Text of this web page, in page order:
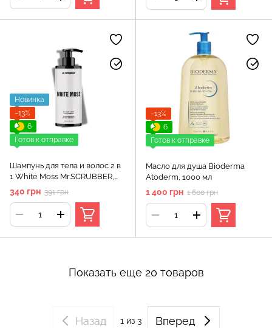
Новинка
−13%
6
Готов к отправке
Шампунь для тела и волос 2 в
1 White Moss Mr.SCRUBBER,
300 мл
340 грн 391 грн
−13%
6
Готов к отправке
Масло для душа Bioderma
Atoderm, 1000 мл
1 400 грн 1 600 грн
Показать еще 20 товаров
Назад 1из 3 Вперед